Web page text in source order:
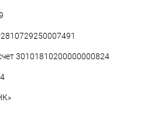
30101810200000000824